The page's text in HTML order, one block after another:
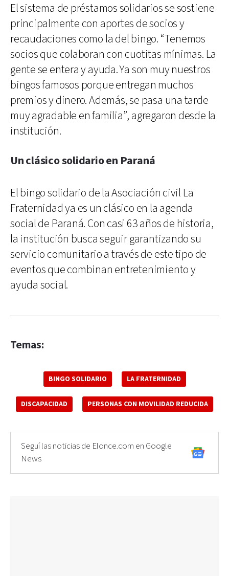
El sistema de préstamos solidarios se sostiene
principalmente con aportes de socios y
recaudaciones como la del bingo. “Tenemos
socios que colaboran con cuotitas mínimas. La
gente se entera y ayuda. Ya son muy nuestros
bingos famosos porque entregan muchos
premios y dinero. Además, se pasa una tarde
muy agradable en familia”, agregaron desde la
institución.
Un clásico solidario en Paraná
El bingo solidario de la Asociación civil La
Fraternidad ya es un clásico en la agenda
social de Paraná. Con casi 63 años de historia,
la institución busca seguir garantizando su
servicio comunitario a través de este tipo de
eventos que combinan entretenimiento y
ayuda social.
Temas:
BINGO SOLIDARIO LA FRATERNIDAD
DISCAPACIDAD PERSONAS CON MOVILIDAD REDUCIDA
Seguí las noticias de Elonce.com en Google
News